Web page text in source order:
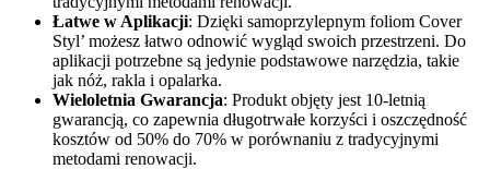
Łatwe w Aplikacji: Dzięki samoprzylepnym foliom Cover
Styl’ możesz łatwo odnowić wygląd swoich przestrzeni. Do
aplikacji potrzebne są jedynie podstawowe narzędzia, takie
jak nóż, rakla i opalarka.
Wieloletnia Gwarancja: Produkt objęty jest 10-letnią
gwarancją, co zapewnia długotrwałe korzyści i oszczędność
kosztów od 50% do 70% w porównaniu z tradycyjnymi
metodami renowacji.